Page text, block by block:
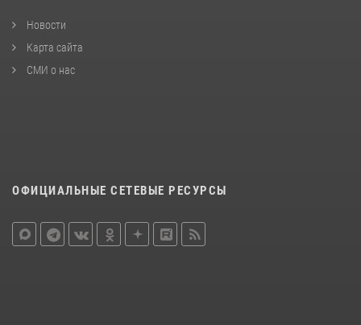
Новости
Карта сайта
СМИ о нас
ОФИЦИАЛЬНЫЕ СЕТЕВЫЕ РЕСУРСЫ